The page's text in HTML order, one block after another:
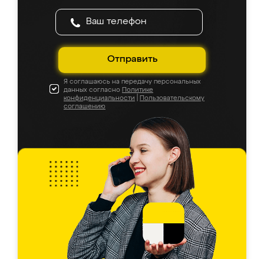
Отправить
Я соглашаюсь на передачу персональных
данных согласно Политике
конфиденциальности
Пользовательскому
соглашению